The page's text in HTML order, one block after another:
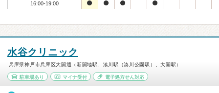
16:00-19:00
水谷クリニック
兵庫県神戸市兵庫区大開通（新開地駅、湊川駅（湊川公園駅）、大開駅）
駐車場あり マイナ受付 電子処方せん対応